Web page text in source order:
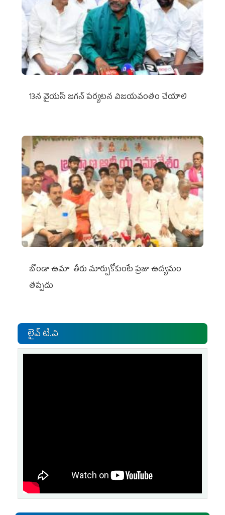
13న వైయస్‌ జగన్‌ పర్యటన విజయవంతం చేయాలి
బొండా ఉమా తీరు మార్చుకోకుంటే ప్రజా ఉద్యమం
తప్పదు
లైవ్ టి.వి